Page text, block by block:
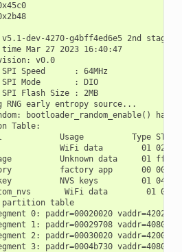
dev-4270-g4bff4ed6e5 2nd stage
Mar 27 2023 16:40:47
v0.0
Speed      : 64MHz
Mode       : DIO
Flash Size : 2MB
early entropy source...
bootloader_random_enable() has
Table:
Usage          Type ST
WiFi data        01 02
Unknown data     01 ff
factory app      00 00
NVS keys         01 04
WiFi data        01 02
partition table
0: paddr=00020020
1: paddr=00029708
2: paddr=00030020
3: paddr=0004b730